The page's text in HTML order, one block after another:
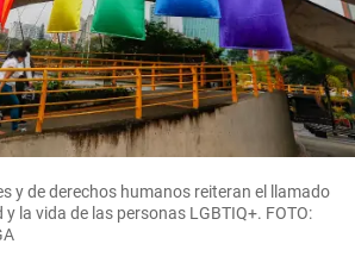
y de derechos humanos reiteran el llamado
la vida de las personas LGBTIQ+. FOTO: